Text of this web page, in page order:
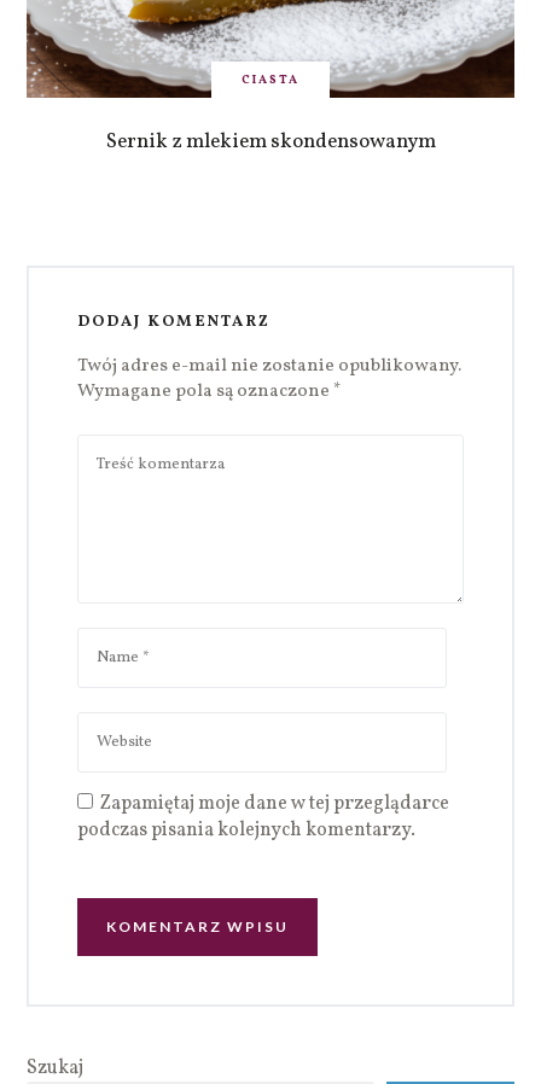
CIASTA
Sernik z mlekiem skondensowanym
DODAJ KOMENTARZ
Twój adres e-mail nie zostanie opublikowany.
Wymagane pola są oznaczone *
Zapamiętaj moje dane w tej przeglądarce
podczas pisania kolejnych komentarzy.
Szukaj